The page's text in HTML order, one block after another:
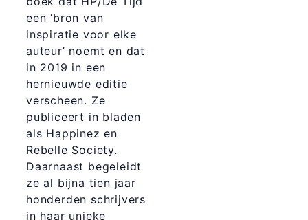
een ‘bron van
inspiratie voor elke
auteur’ noemt en dat
in 2019 in een
hernieuwde editie
verscheen. Ze
publiceert in bladen
als Happinez en
Rebelle Society.
Daarnaast begeleidt
ze al bijna tien jaar
honderden schrijvers
in haar unieke